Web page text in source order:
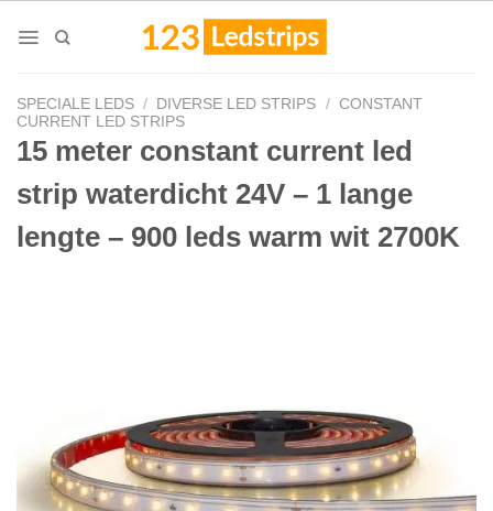
SPECIALE LEDS / DIVERSE LED STRIPS / CONSTANT
CURRENT LED STRIPS
15 meter constant current led
strip waterdicht 24V – 1 lange
lengte – 900 leds warm wit 2700K